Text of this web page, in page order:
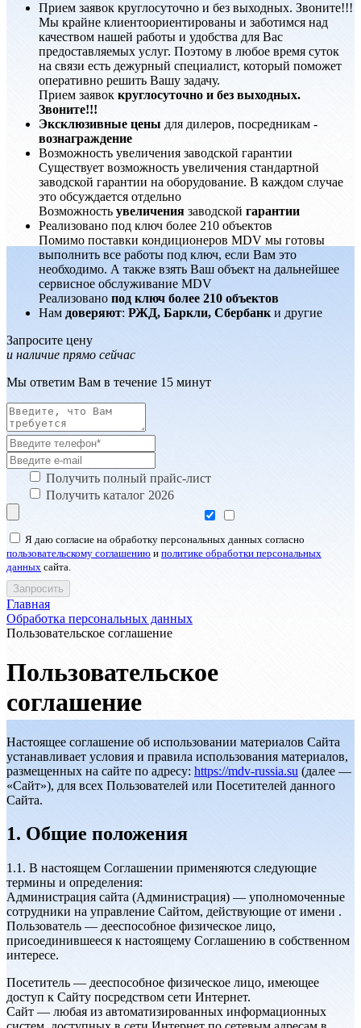
Прием заявок круглосуточно и без выходных. Звоните!!!
Мы крайне клиентоориентированы и заботимся над
качеством нашей работы и удобства для Вас
предоставляемых услуг. Поэтому в любое время суток
на связи есть дежурный специалист, который поможет
оперативно решить Вашу задачу.
Прием заявок круглосуточно и без выходных.
Звоните!!!
Эксклюзивные цены для дилеров, посредникам -
вознаграждение
Возможность увеличения заводской гарантии
Существует возможность увеличения стандартной
заводской гарантии на оборудование. В каждом случае
это обсуждается отдельно
Возможность увеличения заводской гарантии
Реализовано под ключ более 210 объектов
Помимо поставки кондиционеров MDV мы готовы
выполнить все работы под ключ, если Вам это
необходимо. А также взять Ваш объект на дальнейшее
сервисное обслуживание MDV
Реализовано под ключ более 210 объектов
Нам доверяют: РЖД, Баркли, Сбербанк и другие
Запросите цену
и наличие прямо сейчас
Мы ответим Вам в течение 15 минут
Получить полный прайс-лист
Получить каталог 2026
Я даю согласие на обработку персональных данных согласно
пользовательскому соглашению и политике обработки персональных
данных сайта.
Главная
Обработка персональных данных
Пользовательское соглашение
Пользовательское
соглашение
Настоящее соглашение об использовании материалов Сайта
устанавливает условия и правила использования материалов,
размещенных на сайте по адресу: https://mdv-russia.su (далее —
«Сайт»), для всех Пользователей или Посетителей данного
Сайта.
1. Общие положения
1.1. В настоящем Соглашении применяются следующие
термины и определения:
Администрация сайта (Администрация) — уполномоченные
сотрудники на управление Сайтом, действующие от имени .
Пользователь — дееспособное физическое лицо,
присоединившееся к настоящему Соглашению в собственном
интересе.
Посетитель — дееспособное физическое лицо, имеющее
доступ к Сайту посредством сети Интернет.
Сайт — любая из автоматизированных информационных